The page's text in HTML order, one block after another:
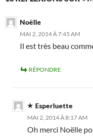
Noëlle
MAI 2, 2014 À 7:45 AM
Il est très beau
RÉPONDRE
Esperluette
MAI 2, 2014 À 8:17 AM
Oh merci Noëlle